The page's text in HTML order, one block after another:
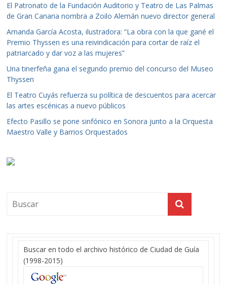
El Patronato de la Fundación Auditorio y Teatro de Las Palmas
de Gran Canaria nombra a Zoilo Alemán nuevo director general
Amanda García Acosta, ilustradora: “La obra con la que gané el
Premio Thyssen es una reivindicación para cortar de raíz el
patriarcado y dar voz a las mujeres”
Una tinerfeña gana el segundo premio del concurso del Museo
Thyssen
El Teatro Cuyás refuerza su política de descuentos para acercar
las artes escénicas a nuevo públicos
Efecto Pasillo se pone sinfónico en Sonora junto a la Orquesta
Maestro Valle y Barrios Orquestados
Buscar en todo el archivo histórico de Ciudad de Guía
(1998-2015)